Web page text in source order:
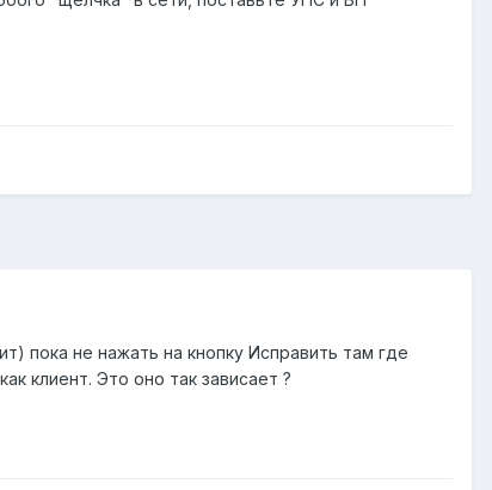
пока не нажать на кнопку Исправить там где
клиент. Это оно так зависает ?